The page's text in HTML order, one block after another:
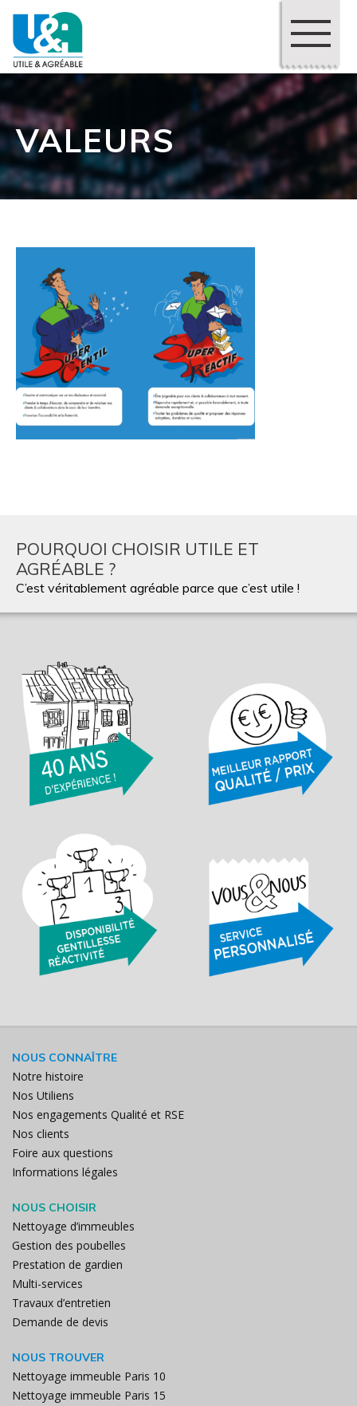
VALEURS
POURQUOI CHOISIR UTILE ET
AGRÉABLE ?
C’est véritablement agréable parce que c’est utile !
NOUS CONNAÎTRE
Notre histoire
Nos Utiliens
Nos engagements Qualité et RSE
Nos clients
Foire aux questions
Informations légales
NOUS CHOISIR
Nettoyage d’immeubles
Gestion des poubelles
Prestation de gardien
Multi-services
Travaux d’entretien
Demande de devis
NOUS TROUVER
Nettoyage immeuble Paris 10
Nettoyage immeuble Paris 15